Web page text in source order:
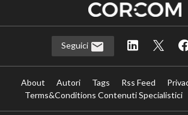
Seguici
About Autori Tags Rss Feed
Terms&Conditions Contenuti Specialistici